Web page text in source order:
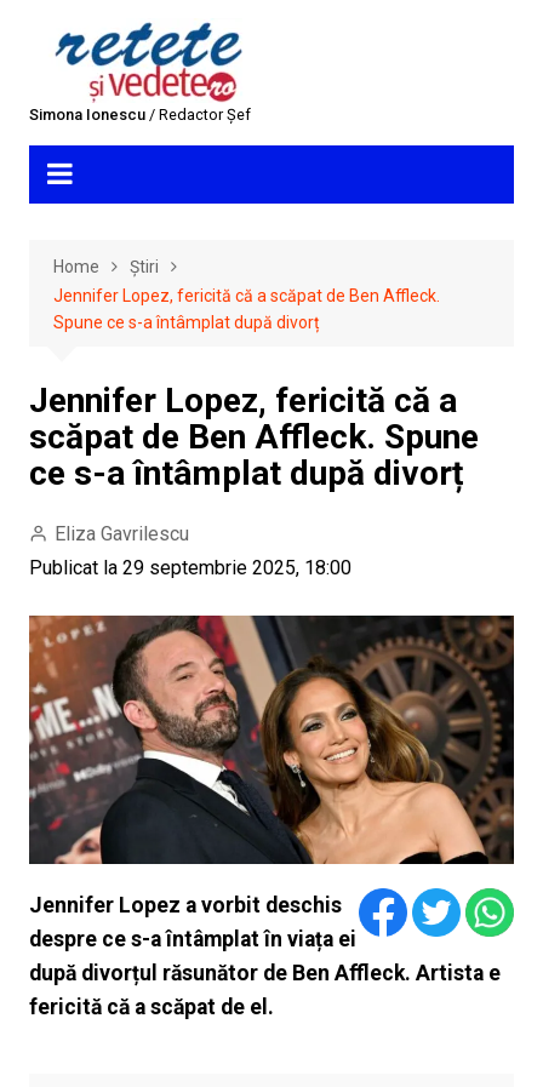
Simona Ionescu/ Redactor Șef
Home
Știri
Jennifer Lopez, fericită că a scăpat de Ben Affleck.
Spune ce s-a întâmplat după divorț
Jennifer Lopez, fericită că a
scăpat de Ben Affleck. Spune
ce s-a întâmplat după divorț
Eliza Gavrilescu
Publicat la 29 septembrie 2025, 18:00
Jennifer Lopez a vorbit deschis
despre ce s-a întâmplat în viața ei
după divorțul răsunător de Ben Affleck. Artista e
fericită că a scăpat de el.